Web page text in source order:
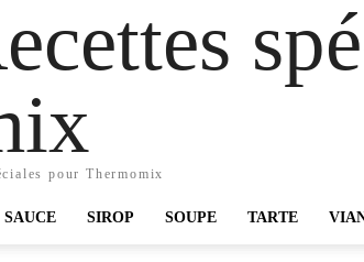
pour Thermomix
SAUCE SIROP SOUPE TARTE